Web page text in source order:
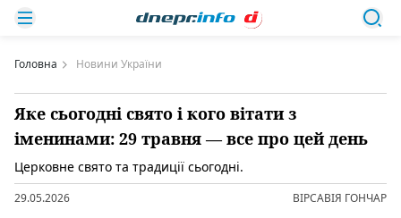
Головна Новини України
Яке сьогодні свято і кого вітати з
іменинами: 29 травня — все про цей день
Церковне свято та традиції сьогодні.
29.05.2026 ВІРСАВІЯ ГОНЧАР